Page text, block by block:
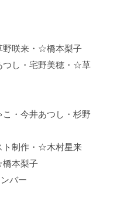
咲来・☆橋本梨子
つし・宅野美穂・☆草
・今井あつし・杉野
ト制作・☆木村星来
本梨子
バー